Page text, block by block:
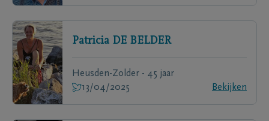
Patricia DE BELDER
Heusden-Zolder - 45 jaar
13/04/2025
Bekijken